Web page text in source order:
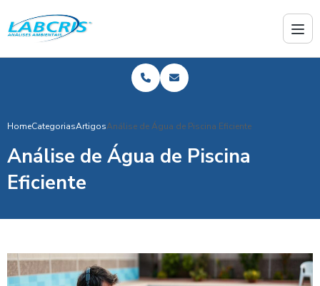
HomeCategoriasArtigosAnálise de Água de Piscina Eficiente
Análise de Água de Piscina
Eficiente